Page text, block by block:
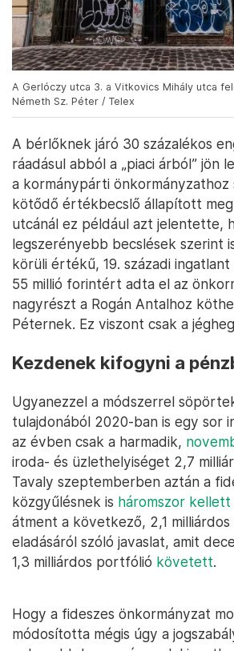
A Gerlóczy utca 3. a Vitkovics Mihály utca
Németh Sz. Péter / Telex
A bérlőknek járó 30 százalékos
ráadásul abból a „piaci árból” jön
a kormánypárti önkormányzathoz
kötődő értékbecslő állapított
utcánál ez például azt jelentette,
legszerényebb becslések szerint
körüli értékű, 19. századi
55 millió forintért adta el az
nagyrészt a Rogán Antalhoz
Péternek. Ez viszont csak a
Kezdenek kifogyni a
Ugyanezzel a módszerrel
tulajdonából 2020-ban is egy sor
az évben csak a harmadik,
iroda- és üzlethelyiséget 2,7
Tavaly szeptemberben aztán a
közgyűlésnek is háromszor kellett
átment a következő, 2,1 milliárdos
eladásáról szóló javaslat, amit
1,3 milliárdos portfólió követett.
Hogy a fideszes önkormányzat
módosította mégis úgy a